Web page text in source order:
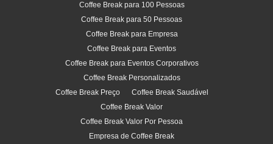
Coffee Break para 100 Pessoas
Coffee Break para 50 Pessoas
Coffee Break para Empresa
Coffee Break para Eventos
Coffee Break para Eventos Corporativos
Coffee Break Personalizados
Coffee Break Preço
Coffee Break Saudável
Coffee Break Valor
Coffee Break Valor Por Pessoa
Empresa de Coffee Break